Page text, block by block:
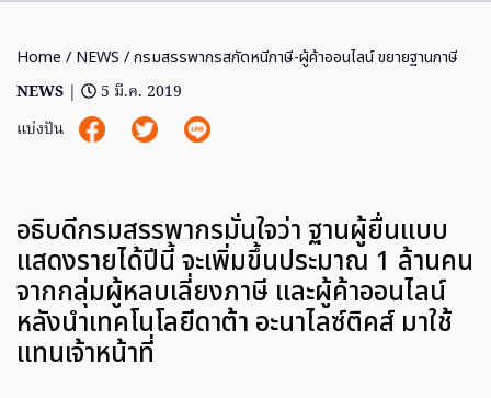
Home / NEWS / กรมสรรพากรสกัดหนีภาษี-ผู้ค้าออนไลน์ ขยายฐานภาษี
NEWS |
5 มี.ค. 2019
แบ่งปัน
อธิบดีกรมสรรพากรมั่นใจว่า ฐานผู้ยื่นแบบ
แสดงรายได้ปีนี้ จะเพิ่มขึ้นประมาณ 1 ล้านคน
จากกลุ่มผู้หลบเลี่ยงภาษี และผู้ค้าออนไลน์
หลังนำเทคโนโลยีดาต้า อะนาไลซ์ติคส์ มาใช้
แทนเจ้าหน้าที่